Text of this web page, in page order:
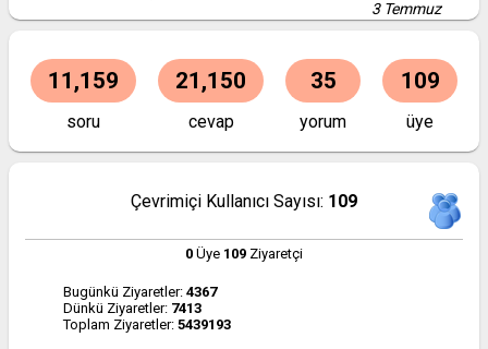
3 Temmuz
11,159
soru
21,150
cevap
35
yorum
109
üye
Çevrimiçi Kullanıcı Sayısı: 109
0 Üye 109 Ziyaretçi
Bugünkü Ziyaretler: 4367
Dünkü Ziyaretler: 7413
Toplam Ziyaretler: 5439193